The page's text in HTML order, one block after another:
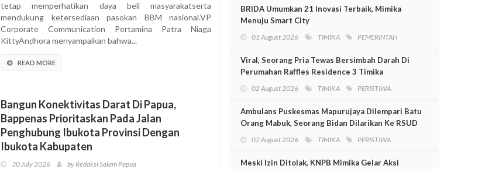
tetap memperhatikan daya beli masyarakatserta
mendukung ketersediaan pasokan BBM nasional.VP
Corporate Communication Pertamina Patra Niaga
KittyAndhora menyampaikan bahwa...
READ MORE
Bangun Konektivitas Darat Di Papua,
Bappenas Prioritaskan Pada Jalan
Penghubung Ibukota Provinsi Dengan
Ibukota Kabupaten
30 July 2026 by Redaksi Salam Papua
BRIDA Umumkan 21 Inovasi Terbaik, Mimika
Menuju Smart City
01 August 2026 TIMIKA PEMERINTAH
Viral, Seorang Pria Tewas Bersimbah Darah Di
Perumahan Raffles Residence 3 Timika
02 August 2026 TIMIKA PERISTIWA
Ambulans Puskesmas Mapurujaya Dilempari Batu
Orang Mabuk, Seorang Bidan Dilarikan Ke RSUD
02 August 2026 TIMIKA PERISTIWA
Meski Izin Ditolak, KNPB Mimika Gelar Aksi